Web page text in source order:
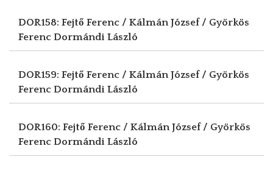
DOR158: Fejtő Ferenc / Kálmán József / Györkös
Ferenc Dormándi László
DOR159: Fejtő Ferenc / Kálmán József / Györkös
Ferenc Dormándi László
DOR160: Fejtő Ferenc / Kálmán József / Györkös
Ferenc Dormándi László